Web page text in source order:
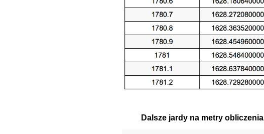
Dalsze jardy na metry obliczenia